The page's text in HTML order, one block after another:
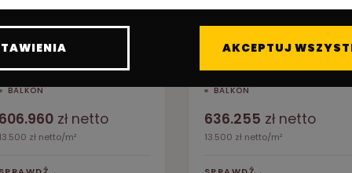
AKCEPTUJ
1 · 2 POK.
BALKON
606.960zł netto
13.500 zł netto/m²
M032 47.13
PIĘTRO 1 · 2 POK.
BALKON
636.255 zł netto
13.500 zł netto/m²